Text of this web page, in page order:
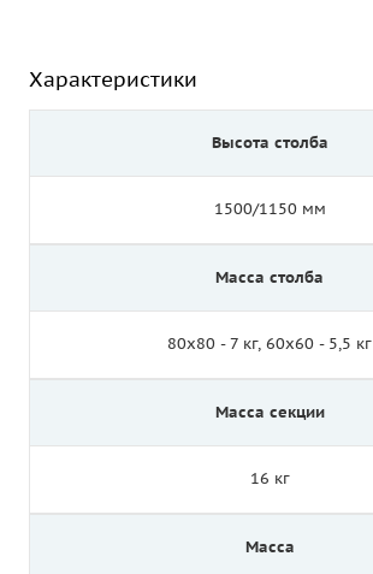
Характеристики
Высота столба
1500/1150 мм
Масса столба
80х80 - 7 кг, 60х60 - 5,5 кг
Масса секции
16 кг
Масса